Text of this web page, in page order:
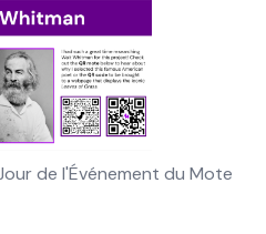
de l'Événement du Mote